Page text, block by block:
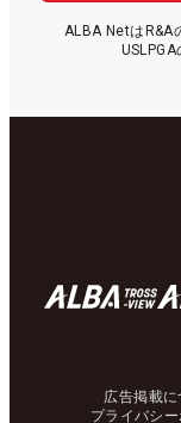
ALBA NetはR&A
広告掲載に
プライバシ